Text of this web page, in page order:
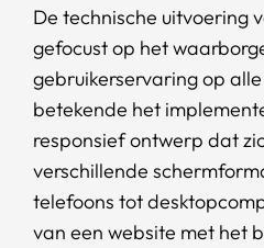
De technische uitvoering
gefocust op het
gebruikerservaring op
betekende het
responsief ontwerp dat
verschillende
telefoons tot
van een website met het